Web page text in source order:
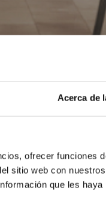
Acerca de
ofrecer funciones
sitio web con
que les haya